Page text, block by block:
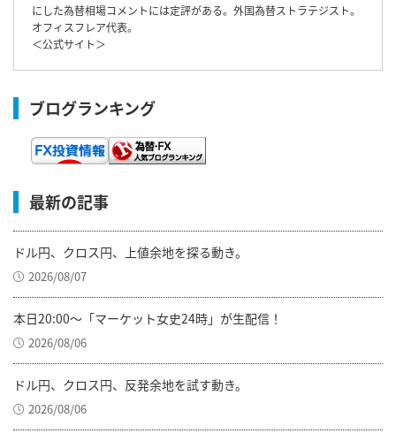
にした為替相場コメントには定評がある。外国為替ストラテジスト。
オフィスフレア代表。
＜公式サイト＞
ブログランキング
最新の記事
ドル円、クロス円、上値余地を探る動き。
2026/08/07
本日20:00～「マーケット女史24時」が生配信！
2026/08/06
ドル円、クロス円、反発余地を試す動き。
2026/08/06